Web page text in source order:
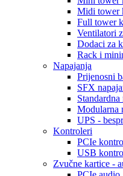
Midi tower
Full tower
Ventilatori
Dodaci za
Rack i
Napajanja
Prijenosni
SFX
Standardna
Modularna
UPS -
Kontroleri
PCIe
USB
Zvučne kartice -